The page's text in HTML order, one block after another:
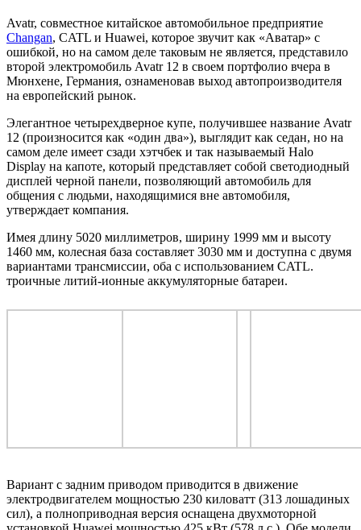
Avatr, совместное китайское автомобильное предприятие
Changan, CATL и Huawei, которое звучит как «Аватар» с
ошибкой, но на самом деле таковым не является, представило
второй электромобиль Avatr 12 в своем портфолио вчера в
Мюнхене, Германия, ознаменовав выход автопроизводителя
на европейский рынок.
Элегантное четырехдверное купе, получившее название Avatr
12 (произносится как «один два»), выглядит как седан, но на
самом деле имеет сзади хэтчбек и так называемый Halo
Display на капоте, который представляет собой светодиодный
дисплей черной панели, позволяющий автомобиль для
общения с людьми, находящимися вне автомобиля,
утверждает компания.
Имея длину 5020 миллиметров, ширину 1999 мм и высоту
1460 мм, колесная база составляет 3030 мм и доступна с двумя
вариантами трансмиссии, оба с использованием CATL.
троичные литий-ионные аккумуляторные батареи.
Вариант с задним приводом приводится в движение
электродвигателем мощностью 230 киловатт (313 лошадиных
сил), а полноприводная версия оснащена двухмоторной